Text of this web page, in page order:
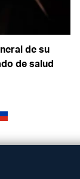
de su
de salud